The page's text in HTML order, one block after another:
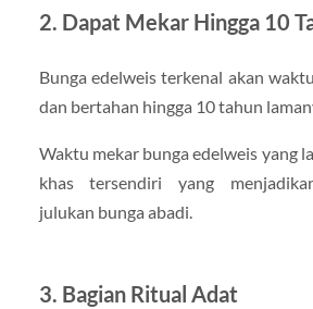
2. Dapat Mekar Hingga 10
Bunga edelweis terkenal akan
dan bertahan hingga 10 tahun
Waktu mekar bunga edelweis yang
khas tersendiri yang
julukan bunga abadi.
3. Bagian Ritual Adat